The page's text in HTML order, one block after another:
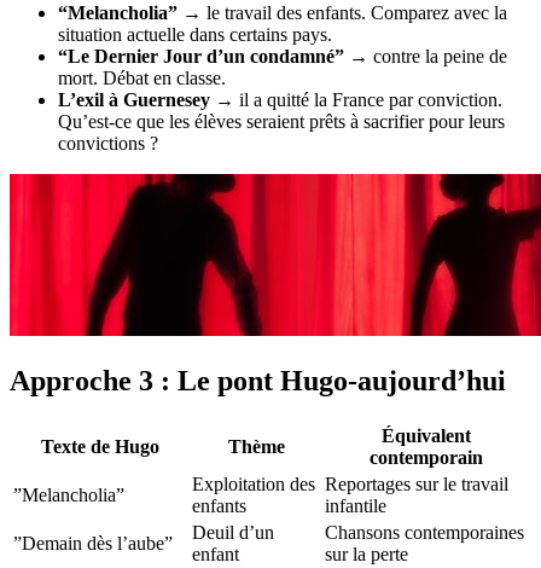
“Melancholia” → le travail des enfants. Comparez avec la
situation actuelle dans certains pays.
“Le Dernier Jour d’un condamné” → contre la peine de
mort. Débat en classe.
L’exil à Guernesey → il a quitté la France par conviction.
Qu’est-ce que les élèves seraient prêts à sacrifier pour leurs
convictions ?
Approche 3 : Le pont Hugo-aujourd’hui
Texte de Hugo Thème
Équivalent
contemporain
”Melancholia”
Exploitation des
enfants
Reportages sur le travail
infantile
”Demain dès l’aube”
Deuil d’un
enfant
Chansons contemporaines
sur la perte